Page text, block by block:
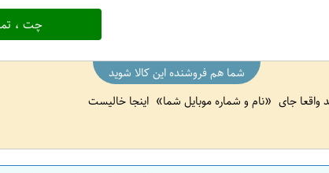
چت ،
شما هم فروشنده این کالا شوید
واقعا جای
نام و شماره موبایل شما اینجا خالیست